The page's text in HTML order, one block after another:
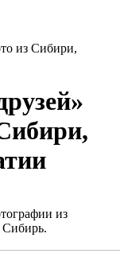
из Сибири,
из